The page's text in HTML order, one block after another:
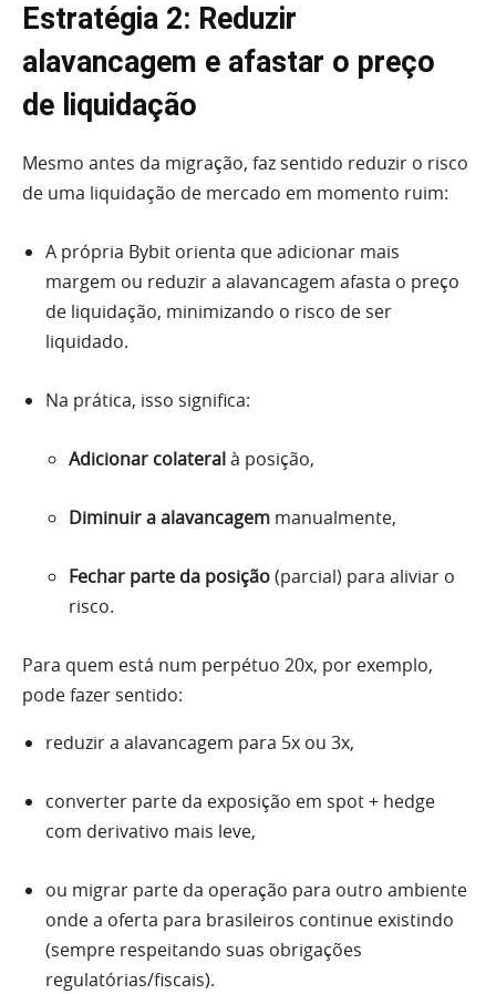
Estratégia 2: Reduzir
alavancagem e afastar o preço
de liquidação
Mesmo antes da migração, faz sentido reduzir o risco
de uma liquidação de mercado em momento ruim:
A própria Bybit orienta que adicionar mais
margem ou reduzir a alavancagem afasta o preço
de liquidação, minimizando o risco de ser
liquidado.
Na prática, isso significa:
Adicionar colateralà posição,
Diminuir a alavancagem manualmente,
Fechar parte da posição(parcial) para aliviar o
risco.
Para quem está num perpétuo 20x, por exemplo,
pode fazer sentido:
reduzir a alavancagem para 5x ou 3x,
converter parte da exposição em spot + hedge
com derivativo mais leve,
ou migrar parte da operação para outro ambiente
onde a oferta para brasileiros continue existindo
(sempre respeitando suas obrigações
regulatórias/fiscais).